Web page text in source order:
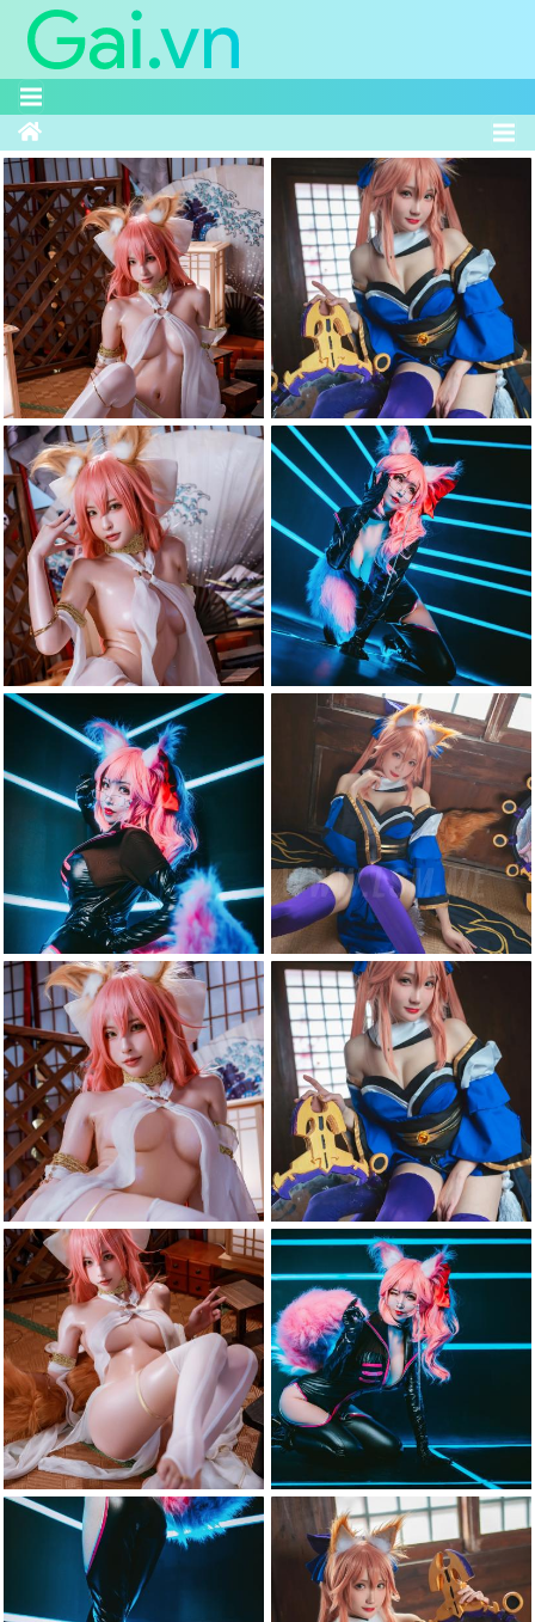
Trang chủ